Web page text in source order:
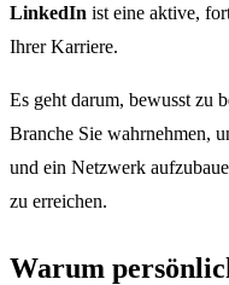
LinkedIn ist eine aktive,
Ihrer Karriere.
Es geht darum, bewusst zu
Branche Sie wahrnehmen,
und ein Netzwerk
zu erreichen.
Warum